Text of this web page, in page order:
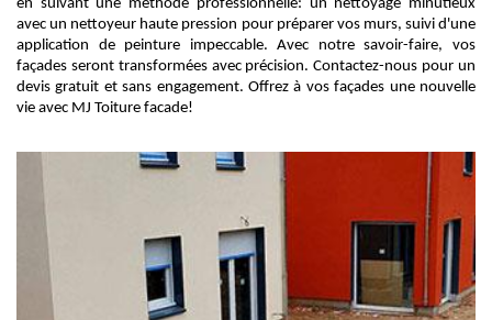
en suivant une méthode professionnelle: un nettoyage minutieux
avec un nettoyeur haute pression pour préparer vos murs, suivi d'une
application de peinture impeccable. Avec notre savoir-faire, vos
façades seront transformées avec précision. Contactez-nous pour un
devis gratuit et sans engagement. Offrez à vos façades une nouvelle
vie avec MJ Toiture facade!